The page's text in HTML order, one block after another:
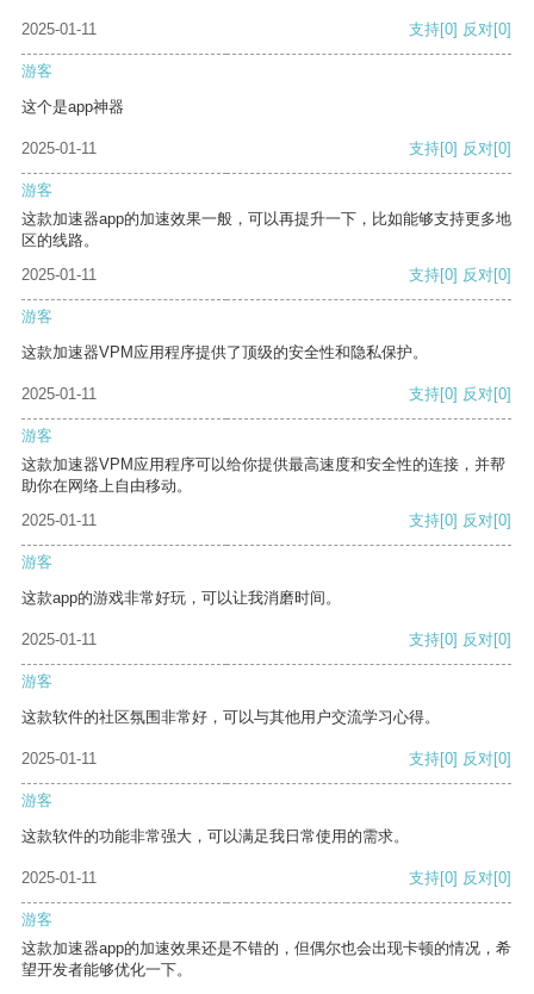
2025-01-11 支持[0] 反对[0]
游客
这个是app神器
2025-01-11 支持[0] 反对[0]
游客
这款加速器app的加速效果一般，可以再提升一下，比如能够支持更多地
区的线路。
2025-01-11
支持[0] 反对[0]
游客
这款加速器VPM应用程序提供了顶级的安全性和隐私保护。
2025-01-11 支持[0] 反对[0]
游客
这款加速器VPM应用程序可以给你提供最高速度和安全性的连接，并帮
助你在网络上自由移动。
2025-01-11
支持[0] 反对[0]
游客
这款app的游戏非常好玩，可以让我消磨时间。
2025-01-11 支持[0] 反对[0]
游客
这款软件的社区氛围非常好，可以与其他用户交流学习心得。
2025-01-11 支持[0] 反对[0]
游客
这款软件的功能非常强大，可以满足我日常使用的需求。
2025-01-11 支持[0] 反对[0]
游客
这款加速器app的加速效果还是不错的，但偶尔也会出现卡顿的情况，希
望开发者能够优化一下。